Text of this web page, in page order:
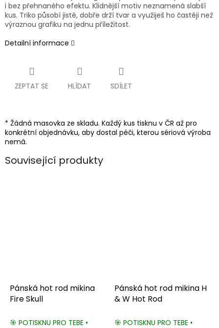
i bez přehnaného efektu. Klidnější motiv neznamená slabší
kus. Triko působí jistě, dobře drží tvar a využiješ ho častěji než
výraznou grafiku na jednu příležitost.
Detailní informace
ZEPTAT SE HLÍDAT SDÍLET
* Žádná masovka ze skladu. Každý kus tisknu v ČR až pro
konkrétní objednávku, aby dostal péči, kterou sériová výroba
nemá.
Související produkty
Pánská hot rod mikina
Fire Skull
🎯 POTISKNU PRO TEBE •
Pánská hot rod mikina H
& W Hot Rod
🎯 POTISKNU PRO TEBE •